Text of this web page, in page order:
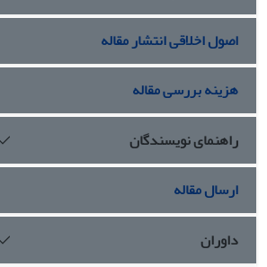
اصول اخلاقی انتشار مقاله
هزینه بررسی مقاله
راهنمای نویسندگان
ارسال مقاله
داوران